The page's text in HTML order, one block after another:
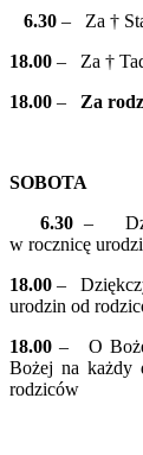
6.30 – Za †
18.00 – Za †
18.00 – Za
SOBOTA
6.30 –
w rocznicę
18.00 –
urodzin od
18.00 – O Boże
Bożej na każdy
rodziców